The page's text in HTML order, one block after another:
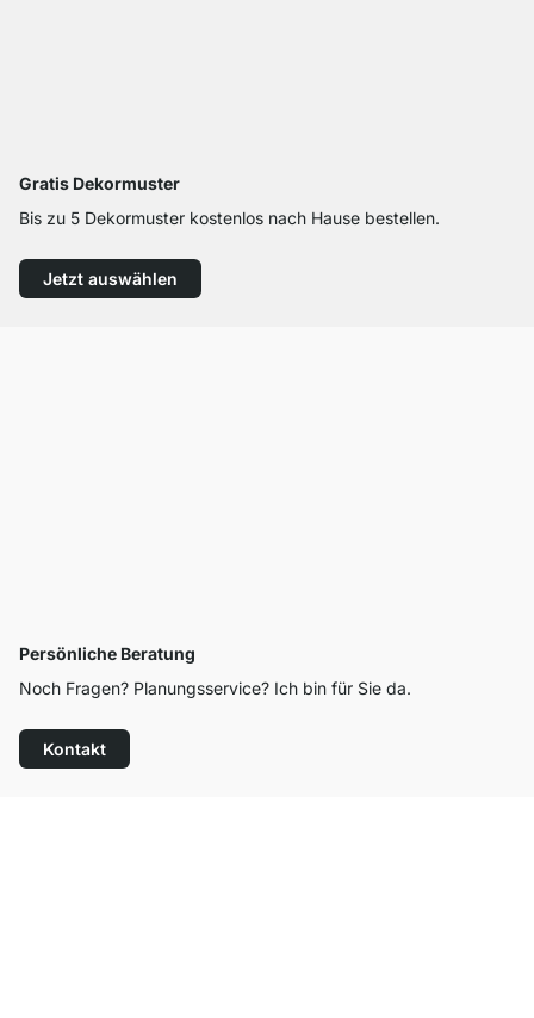
Gratis Dekormuster
Bis zu 5 Dekormuster kostenlos nach Hause bestellen.
Jetzt auswählen
Persönliche Beratung
Noch Fragen? Planungsservice? Ich bin für Sie da.
Kontakt